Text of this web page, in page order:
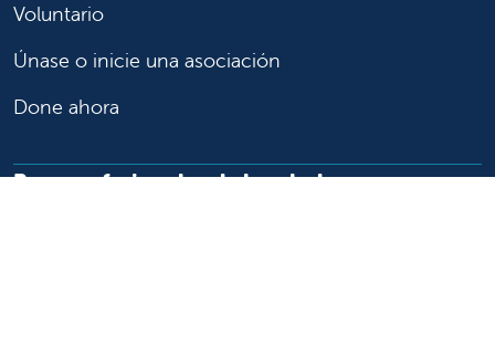
Voluntario
Únase o inicie una asociación
Done ahora
Para profesionales de la salud